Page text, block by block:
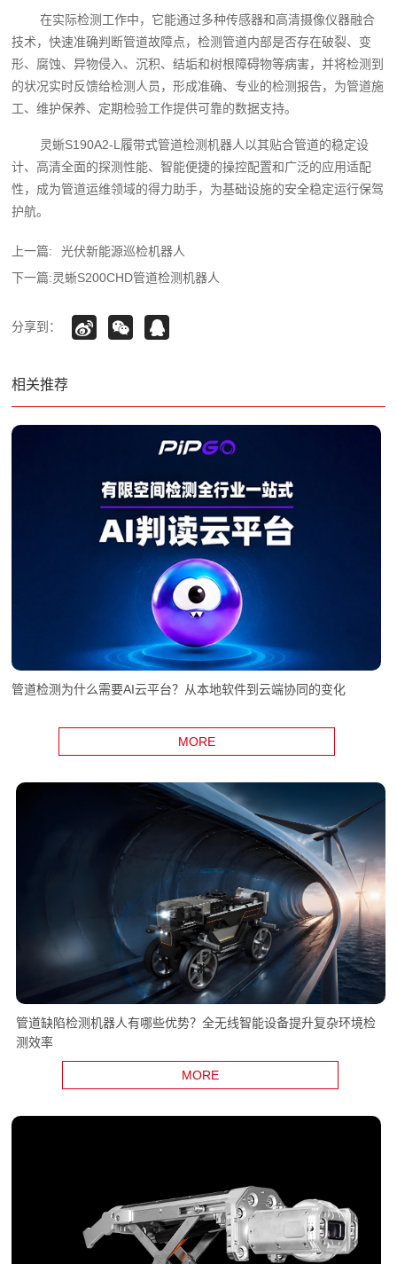
在实际检测工作中，它能通过多种传感器和高清摄像仪器融合
技术，快速准确判断管道故障点，检测管道内部是否存在破裂、变
形、腐蚀、异物侵入、沉积、结垢和树根障碍物等病害，并将检测到
的状况实时反馈给检测人员，形成准确、专业的检测报告，为管道施
工、维护保养、定期检验工作提供可靠的数据支持。
灵蜥S190A2-L履带式管道检测机器人以其贴合管道的稳定设
计、高清全面的探测性能、智能便捷的操控配置和广泛的应用适配
性，成为管道运维领域的得力助手，为基础设施的安全稳定运行保驾
护航。‍
上一篇:
光伏新能源巡检机器人
下一篇:灵蜥S200CHD管道检测机器人
分享到：
相关推荐
管道检测为什么需要AI云平台？从本地软件到云端协同的变化
MORE
管道缺陷检测机器人有哪些优势？全无线智能设备提升复杂环境检
测效率
MORE